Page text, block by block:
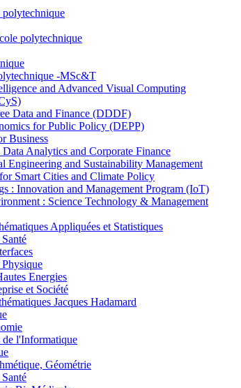
polytechnique
-MSc&T
and Advanced Visual Computing
Data and Finance (DDDF)
for Public Policy (DEPP)
Business
Analytics and Corporate Finance
and Sustainability Management
Smart Cities and Climate Policy
: Innovation and Management Program (IoT)
: Science Technology & Management
Appliquées et Statistiques
Energies
et Société
Jacques Hadamard
l'Informatique
Géométrie